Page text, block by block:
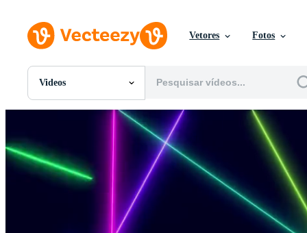
Vetores Fotos
Videos
Todas Imagens
SVGs
Modelos
Vetores
Motion graphics
Imagens Editoriais